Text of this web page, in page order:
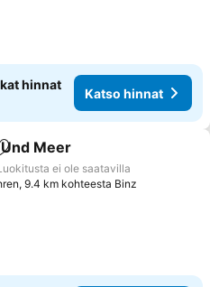
hinnat
Katso hinnat
suosikkeihin
Meer
ei ole saatavilla
9.4 km kohteesta Binz